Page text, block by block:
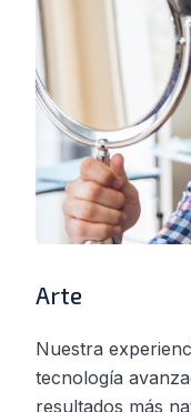
Arte
Nuestra
tecnología
resultados más